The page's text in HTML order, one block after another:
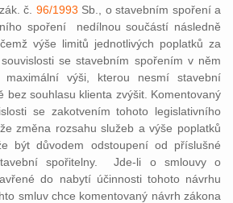
č. 96/1993 Sb., o stavebním spoření a
spoření nedílnou součástí následně
výše limitů jednotlivých poplatků za
se stavebním spořením v něm
výši, kterou nesmí stavební
bez souhlasu klienta zvýšit. Komentovaný
se zakotvením tohoto legislativního
změna rozsahu služeb a výše poplatků
být důvodem odstoupení od příslušné
spořitelny. Jde-li o smlouvy o
do nabytí účinnosti tohoto návrhu
smluv chce komentovaný návrh zákona